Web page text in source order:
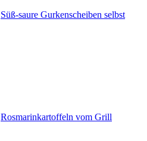
Süß-saure Gurkenscheiben selbst
Rosmarinkartoffeln vom Grill